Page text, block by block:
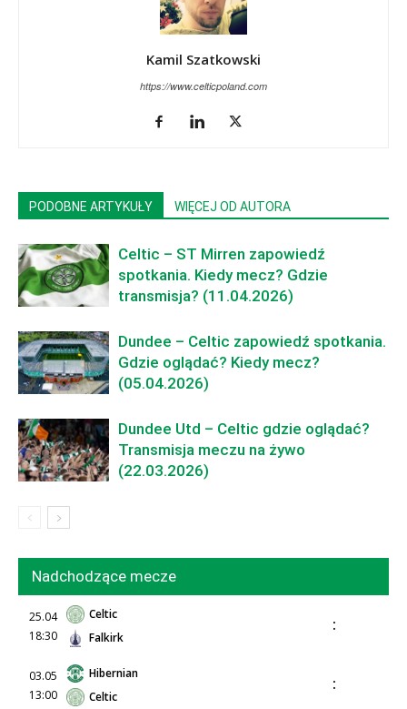
Kamil Szatkowski
https://www.celticpoland.com
PODOBNE ARTYKUŁY WIĘCEJ OD AUTORA
Celtic – ST Mirren zapowiedź
spotkania. Kiedy mecz? Gdzie
transmisja? (11.04.2026)
Dundee – Celtic zapowiedź spotkania.
Gdzie oglądać? Kiedy mecz?
(05.04.2026)
Dundee Utd – Celtic gdzie oglądać?
Transmisja meczu na żywo
(22.03.2026)
Nadchodzące mecze
25.04
18:30
Celtic
Falkirk
:
03.05
13:00
Hibernian
Celtic
: